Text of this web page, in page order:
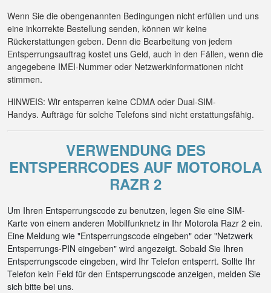
Wenn Sie die obengenannten Bedingungen nicht erfüllen und uns
eine inkorrekte Bestellung senden, können wir keine
Rückerstattungen geben. Denn die Bearbeitung von jedem
Entsperrungsauftrag kostet uns Geld, auch in den Fällen, wenn die
angegebene IMEI-Nummer oder Netzwerkinformationen nicht
stimmen.
HINWEIS: Wir entsperren keine CDMA oder Dual-SIM-
Handys. Aufträge für solche Telefons sind nicht erstattungsfähig.
VERWENDUNG DES
ENTSPERRCODES AUF MOTOROLA
RAZR 2
Um Ihren Entsperrungscode zu benutzen, legen Sie eine SIM-
Karte von einem anderen Mobilfunknetz in Ihr Motorola Razr 2 ein.
Eine Meldung wie "Entsperrungscode eingeben" oder "Netzwerk
Entsperrungs-PIN eingeben" wird angezeigt. Sobald Sie Ihren
Entsperrungscode eingeben, wird Ihr Telefon entsperrt. Sollte Ihr
Telefon kein Feld für den Entsperrungscode anzeigen, melden Sie
sich bitte bei uns.